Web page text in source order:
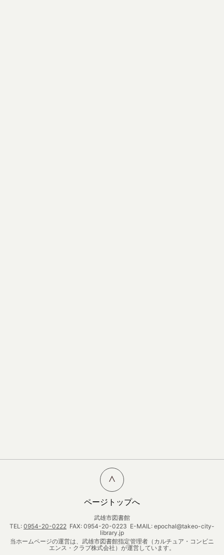
ページトップへ
武雄市図書館
TEL: 0954-20-0222 FAX: 0954-20-0223 E-MAIL: epochal@takeo-city-
library.jp
当ホームページの運営は、武雄市図書館指定管理者（カルチュア・コンビニ
エンス・クラブ株式会社）が運営しています。